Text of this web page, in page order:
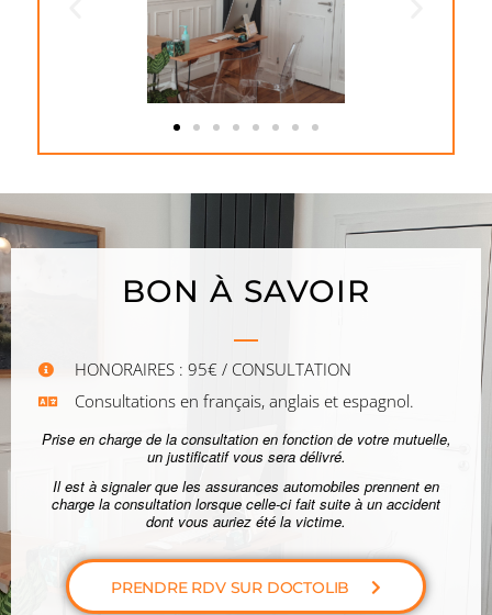
BON À SAVOIR
HONORAIRES : 95€ / CONSULTATION
Consultations en français, anglais et espagnol.
Prise en charge de la consultation en fonction de votre mutuelle,
un justificatif vous sera délivré.
Il est à signaler que les assurances automobiles prennent en
charge la consultation lorsque celle-ci fait suite à un accident
dont vous auriez été la victime.
PRENDRE RDV SUR DOCTOLIB